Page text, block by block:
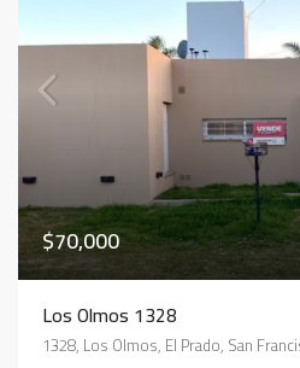
$70,000
Los Olmos 1328